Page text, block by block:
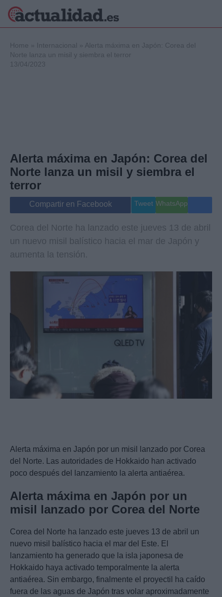
Internacional
Viajes
Gente
Musica
Home » Internacional » Alerta máxima en Japón: Corea del
Norte lanza un misil y siembra el terror
13/04/2023
Alerta máxima en Japón: Corea del
Norte lanza un misil y siembra el
terror
Compartir en Facebook Tweet WhatsApp
Corea del Norte ha lanzado este jueves 13 de abril
un nuevo misil balístico hacia el mar de Japón y
aumenta la tensión.
Alerta máxima en Japón por un misil lanzado por Corea
del Norte. Las autoridades de Hokkaido han activado
poco después del lanzamiento la alerta antiaérea.
Alerta máxima en Japón por un
misil lanzado por Corea del Norte
Corea del Norte ha lanzado este jueves 13 de abril un
nuevo misil balístico hacia el mar del Este. El
lanzamiento ha generado que la isla japonesa de
Hokkaido haya activado temporalmente la alerta
antiaérea. Sin embargo, finalmente el proyectil ha caído
fuera de las aguas de Japón tras volar aproximadamente